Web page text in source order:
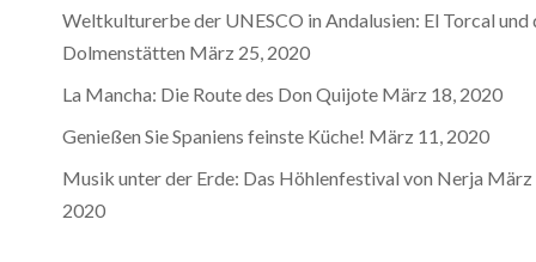
Weltkulturerbe der UNESCO in Andalusien: El Torcal und
Dolmenstätten März 25, 2020
La Mancha: Die Route des Don Quijote März 18, 2020
Genießen Sie Spaniens feinste Küche! März 11, 2020
Musik unter der Erde: Das Höhlenfestival von Nerja März
2020